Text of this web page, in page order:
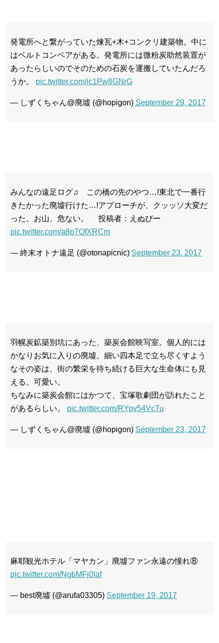
発電所へと繋がっていた煉瓦+木+コンクリ建築物。中に
はベルトコンベアがある。発電所には微粉炭助然装置が
あったらしいのでそのための石炭を運搬していたんだろ
うか。 pic.twitter.com/ic1Pw8GNrG
— しずくちゃん@廃墟 (@hopigon) September 29, 2017
みんなの遠足ログ♫ この橋の先のやつ…!東北で一番行
きたかった廃墟行けた…!アプローチが、クッッソ大変だ
った。お山、危ない。 投稿者：えぬびー
pic.twitter.com/a8p7OfXRCm
— 終末オトナ遠足 (@otonapicnic) September 23, 2017
羽幌炭鉱築別坑にあった、築炭会館映写室。個人的には
かなりお気に入りの廃墟。細い四本足で立ち尽くすよう
なその姿は、街の繁栄を待ち続ける巨大な生命体にも見
える。可愛い。
ちなみに築炭会館にはかつて、宝塚歌劇団が訪れたこと
があるらしい。 pic.twitter.com/RYpv54VcTu
— しずくちゃん@廃墟 (@hopigon) September 23, 2017
麻耶観光ホテル「マヤカン」廃墟ファン永遠の憧れ⑧
pic.twitter.com/NgbMFj0Iaf
— best廃墟 (@arufa03305) September 19, 2017